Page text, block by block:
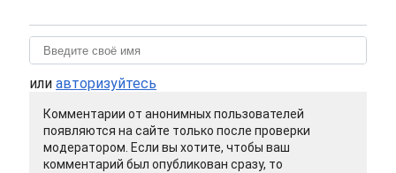
или авторизуйтесь
Комментарии от анонимных пользователей
появляются на сайте только после проверки
модератором. Если вы хотите, чтобы ваш
комментарий был опубликован сразу, то